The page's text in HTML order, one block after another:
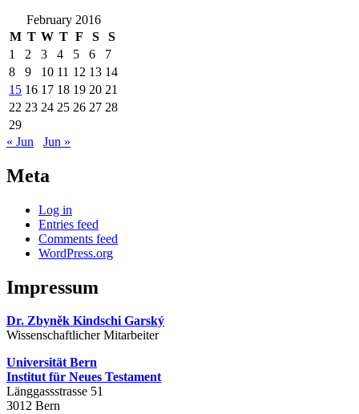
February 2016
M T W T F S
S
1
2 3 4 5 6
7
8
9 10 11 12 13 14
15 16 17 18 19 20 21
22 23 24 25 26 27 28
29
« Jun
Jun »
Meta
Log in
Entries feed
Comments feed
WordPress.org
Impressum
Dr. Zbyněk Kindschi Garský
Wissenschaftlicher Mitarbeiter
Universität Bern
Institut für Neues Testament
Länggassstrasse 51
3012 Bern